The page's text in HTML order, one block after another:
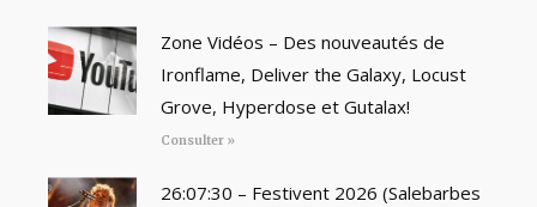
Zone Vidéos – Des nouveautés de
Ironflame, Deliver the Galaxy, Locust
Grove, Hyperdose et Gutalax!
Consulter »
26:07:30 – Festivent 2026 (Salebarbes